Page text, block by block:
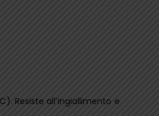
Resiste all’ingiallimento e